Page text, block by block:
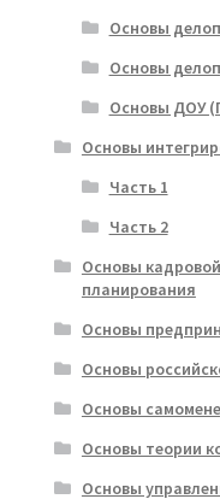
Основы
Основы
Основы ДОУ
Основы
Часть 1
Часть 2
Основы
планирования
Основы
Основы
Основы
Основы теории
Основы